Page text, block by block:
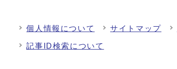
個人情報について サイトマップ
記事ID検索について